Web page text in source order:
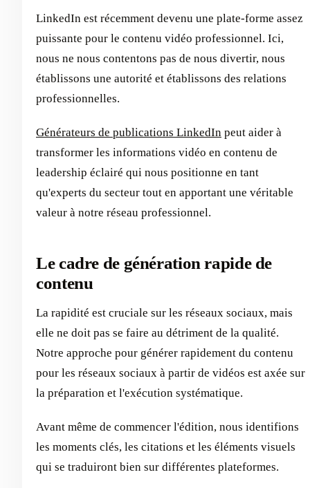
LinkedIn est récemment devenu une plate-forme assez
puissante pour le contenu vidéo professionnel. Ici,
nous ne nous contentons pas de nous divertir, nous
établissons une autorité et établissons des relations
professionnelles.
Générateurs de publications LinkedIn peut aider à
transformer les informations vidéo en contenu de
leadership éclairé qui nous positionne en tant
qu'experts du secteur tout en apportant une véritable
valeur à notre réseau professionnel.
Le cadre de génération rapide de
contenu
La rapidité est cruciale sur les réseaux sociaux, mais
elle ne doit pas se faire au détriment de la qualité.
Notre approche pour générer rapidement du contenu
pour les réseaux sociaux à partir de vidéos est axée sur
la préparation et l'exécution systématique.
Avant même de commencer l'édition, nous identifions
les moments clés, les citations et les éléments visuels
qui se traduiront bien sur différentes plateformes.